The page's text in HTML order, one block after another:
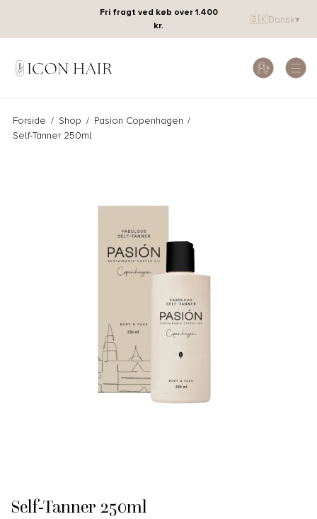
🇩🇰Dansk▾
Fri fragt ved køb over 1.400
kr.
Forside / Shop / Pasion Copenhagen /
Self-Tanner 250ml
Self-Tanner 250ml